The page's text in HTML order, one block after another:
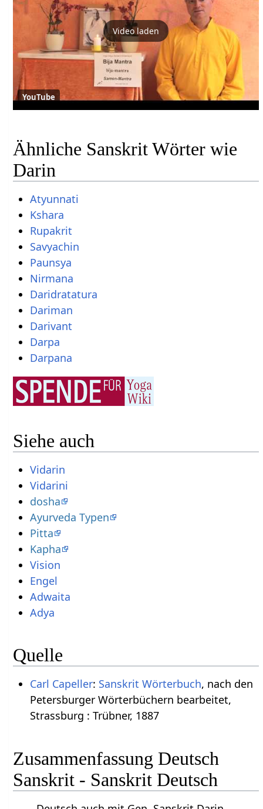
Video laden
YouTube
Ähnliche Sanskrit Wörter wie
Darin
Atyunnati
Kshara
Rupakrit
Savyachin
Paunsya
Nirmana
Daridratatura
Dariman
Darivant
Darpa
Darpana
Siehe auch
Vidarin
Vidarini
dosha
Ayurveda Typen
Pitta
Kapha
Vision
Engel
Adwaita
Adya
Quelle
Carl Capeller: Sanskrit Wörterbuch, nach den
Petersburger Wörterbüchern bearbeitet,
Strassburg : Trübner, 1887
Zusammenfassung Deutsch
Sanskrit - Sanskrit Deutsch